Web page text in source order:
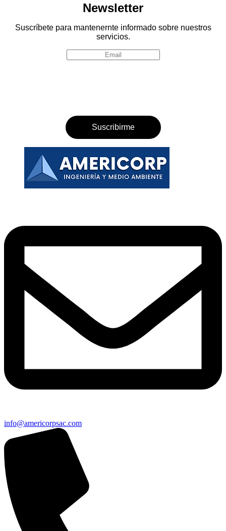
Newsletter
Suscríbete para mantenernte informado sobre nuestros
servicios.
info@americorpsac.com